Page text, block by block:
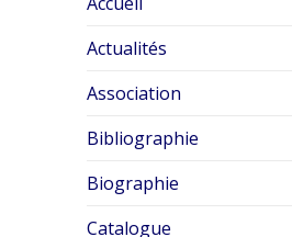
Actualités
Association
Bibliographie
Biographie
Catalogue